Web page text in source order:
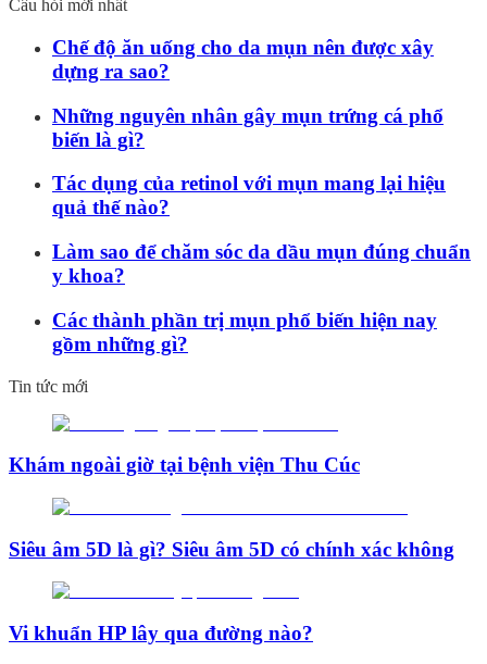
Câu hỏi mới nhất
Chế độ ăn uống cho da mụn nên được xây
dựng ra sao?
Những nguyên nhân gây mụn trứng cá phổ
biến là gì?
Tác dụng của retinol với mụn mang lại hiệu
quả thế nào?
Làm sao để chăm sóc da dầu mụn đúng chuẩn
y khoa?
Các thành phần trị mụn phổ biến hiện nay
gồm những gì?
Tin tức mới
Khám ngoài giờ tại bệnh viện Thu Cúc
Siêu âm 5D là gì? Siêu âm 5D có chính xác không
Vi khuẩn HP lây qua đường nào?